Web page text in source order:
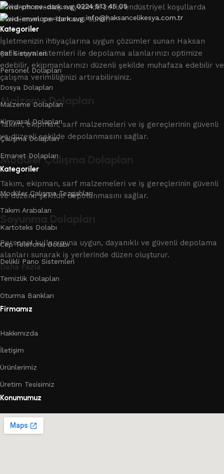
kullanım avantajı sayesinde zorlu endüstriyel koşullarda
maksimum performans sunar.
İşletmenizin ihtiyaçlarına uygun çözümler sunan Haksan
çelik eşya sistemleri ile depolama alanlarınızı optimize
edebilir, ekipmanlarınızı düzenli şekilde muhafaza edebilir ve
çalışma verimliliğinizi artırabilirsiniz.
Malzeme Dolapları
Takım, ekipman, sarf malzemeleri ve iş gereçlerinin güvenli
ve düzenli şekilde depolanmasını sağlar.
Modüler Çalışma Dolapları
Takım, ekipman, sarf malzemeleri ve iş gereçlerinin güvenli
ve düzenli şekilde depolanmasını sağlar.
Personel kullanımına uygun, dayanıklı ve güvenli depolama
alanları sunarak iş yerlerinde düzen oluşturur.
Daha Fazla
0224 513 45 05
info@haksancelikesya.com.tr
Kategoriler
Raf Sistemleri
Personel Dolapları
Dosya Dolapları
Malzeme Dolapları
Kimyasal Dolapları
Çalışma Dolapları
Emanet Dolapları
Kategoriler
Modüler Çalışma Tezgahları
Takım Arabaları
Kartoteks Dolabı
Cep Telefonu Dolabı
Delikli Pano Sistemleri
Temizlik Dolapları
Oturma Bankları
Firmamız
Hakkımızda
İletişim
Ürünlerimiz
Üretim Tesisimiz
Konumumuz